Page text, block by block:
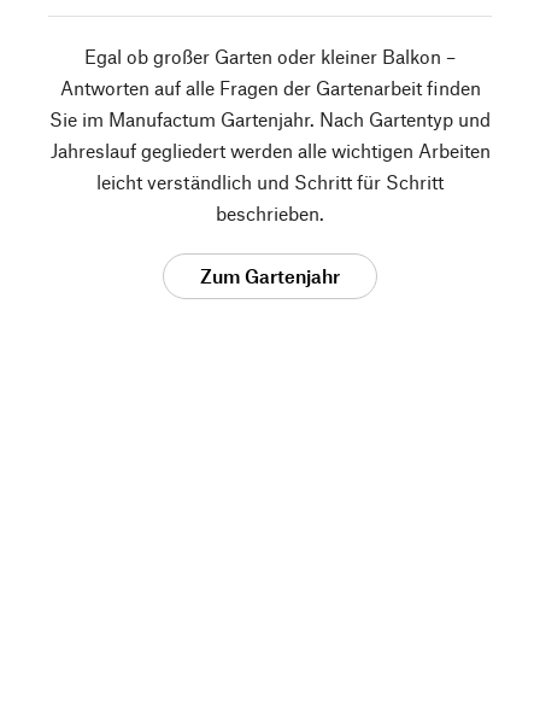
Egal ob großer Garten oder kleiner Balkon –
Antworten auf alle Fragen der Gartenarbeit finden
Sie im Manufactum Gartenjahr. Nach Gartentyp und
Jahreslauf gegliedert werden alle wichtigen Arbeiten
leicht verständlich und Schritt für Schritt
beschrieben.
Zum Gartenjahr